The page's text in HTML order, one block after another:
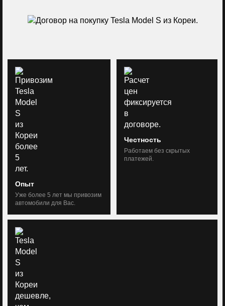
Опыт
Уже более 5 лет мы привозим
автомобили для Вас.
Честность
Работаем без скрытых
платежей.